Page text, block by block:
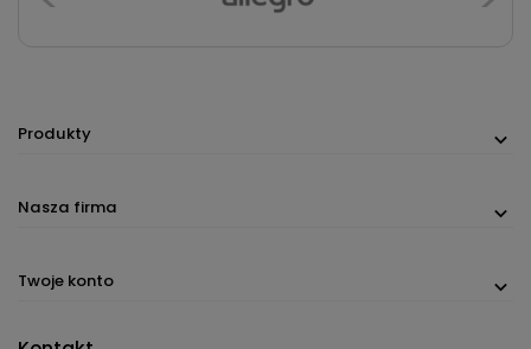
Produkty
Nasza firma
Twoje konto